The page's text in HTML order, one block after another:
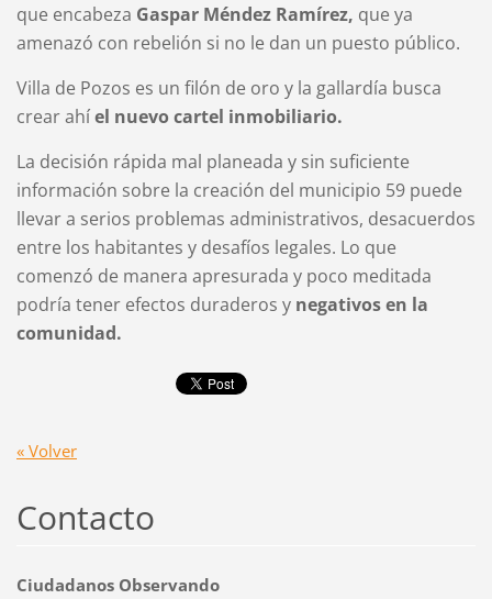
que encabeza Gaspar Méndez Ramírez, que ya
amenazó con rebelión si no le dan un puesto público.
Villa de Pozos es un filón de oro y la gallardía busca
crear ahíel nuevo cartel inmobiliario.
La decisión rápida mal planeada y sin suficiente
información sobre la creación del municipio 59 puede
llevar a serios problemas administrativos, desacuerdos
entre los habitantes y desafíos legales. Lo que
comenzó de manera apresurada y poco meditada
podría tener efectos duraderos y negativos en la
comunidad.
« Volver
Contacto
Ciudadanos Observando